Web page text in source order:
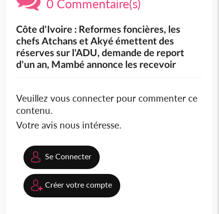
0 Commentaire(s)
Côte d'Ivoire : Reformes foncières, les
chefs Atchans et Akyé émettent des
réserves sur l'ADU, demande de report
d'un an, Mambé annonce les recevoir
Veuillez vous connecter pour commenter ce
contenu.
Votre avis nous intéresse.
Se Connecter
Créer votre compte